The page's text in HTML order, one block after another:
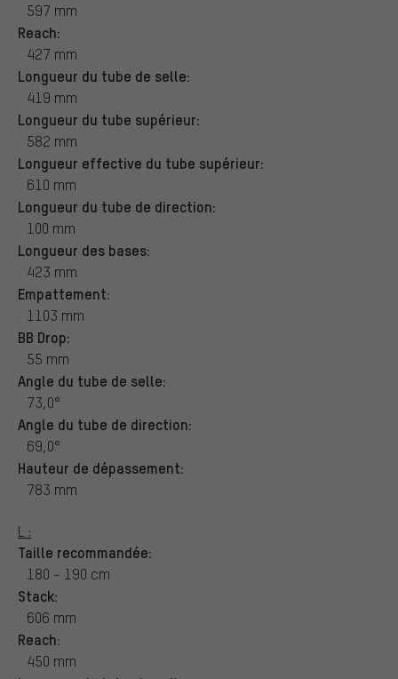
597 mm
Reach:
427 mm
Longueur du tube de selle:
419 mm
Longueur du tube supérieur:
582 mm
Longueur effective du tube supérieur:
610 mm
Longueur du tube de direction:
100 mm
Longueur des bases:
423 mm
Empattement:
1103 mm
BB Drop:
55 mm
Angle du tube de selle:
73,0°
Angle du tube de direction:
69,0°
Hauteur de dépassement:
783 mm
L :
Taille recommandée:
180 - 190 cm
Stack:
606 mm
Reach:
450 mm